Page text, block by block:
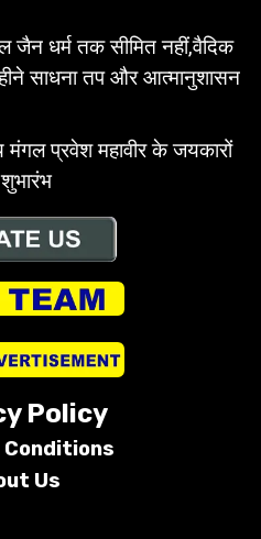
जैन धर्म तक सीमित नहीं,वैदिक
साधना तप और आत्मानुशासन
मंगल प्रवेश महावीर के जयकारों
Policy
Conditions
Us